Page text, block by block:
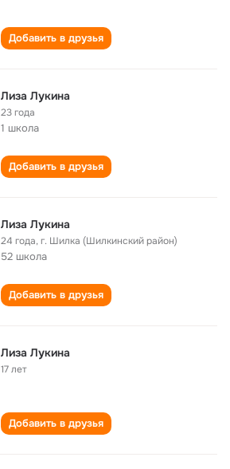
Добавить в друзья
Лиза Лукина
23 года
1 школа
Добавить в друзья
Лиза Лукина
24 года,г. Шилка (Шилкинский район)
52 школа
Добавить в друзья
Лиза Лукина
17 лет
Добавить в друзья